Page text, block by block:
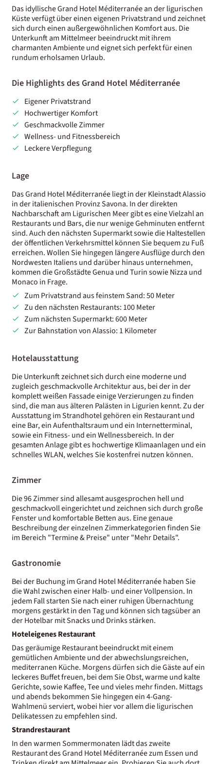
Das idyllische Grand Hotel Méditerranée an der ligurischen
Küste verfügt über einen eigenen Privatstrand und zeichnet
sich durch einen außergewöhnlichen Komfort aus. Die
Unterkunft am Mittelmeer beeindruckt mit ihrem
charmanten Ambiente und eignet sich perfekt für einen
rundum erholsamen Urlaub.
Die Highlights des Grand Hotel Méditerranée
Eigener Privatstrand
Hochwertiger Komfort
Geschmackvolle Zimmer
Wellness- und Fitnessbereich
Leckere Verpflegung
Lage
Das Grand Hotel Méditerranée liegt in der Kleinstadt Alassio
in der italienischen Provinz Savona. In der direkten
Nachbarschaft am Ligurischen Meer gibt es eine Vielzahl an
Restaurants und Bars, die nur wenige Gehminuten entfernt
sind. Auch den nächsten Supermarkt sowie die Haltestellen
der öffentlichen Verkehrsmittel können Sie bequem zu Fuß
erreichen. Wollen Sie hingegen längere Ausflüge durch den
Nordwesten Italiens und darüber hinaus unternehmen,
kommen die Großstädte Genua und Turin sowie Nizza und
Monaco in Frage.
Zum Privatstrand aus feinstem Sand: 50 Meter
Zu den nächsten Restaurants: 100 Meter
Zum nächsten Supermarkt: 600 Meter
Zur Bahnstation von Alassio: 1 Kilometer
Hotelausstattung
Die Unterkunft zeichnet sich durch eine moderne und
zugleich geschmackvolle Architektur aus, bei der in der
komplett weißen Fassade einige Verzierungen zu finden
sind, die man aus älteren Palästen in Ligurien kennt. Zu der
Ausstattung im Strandhotel gehören ein Restaurant und
eine Bar, ein Aufenthaltsraum und ein Internetterminal,
sowie ein Fitness- und ein Wellnessbereich. In der
gesamten Anlage gibt es hochwertige Klimaanlagen und ein
schnelles WLAN, welches Sie kostenfrei nutzen können.
Zimmer
Die 96 Zimmer sind allesamt ausgesprochen hell und
geschmackvoll eingerichtet und zeichnen sich durch große
Fenster und komfortable Betten aus. Eine genaue
Beschreibung der einzelnen Zimmerkategorien finden Sie
im Bereich "Termine & Preise" unter "Mehr Details".
Gastronomie
Bei der Buchung im Grand Hotel Méditerranée haben Sie
die Wahl zwischen einer Halb- und einer Vollpension. In
jedem Fall starten Sie nach einer ruhigen Übernachtung
morgens gestärkt in den Tag und können sich tagsüber an
der Hotelbar mit Snacks und Drinks stärken.
Hoteleigenes Restaurant
Das geräumige Restaurant beeindruckt mit einem
gemütlichen Ambiente und der abwechslungsreichen,
mediterranen Küche. Morgens dürfen sich die Gäste auf ein
leckeres Buffet freuen, bei dem Sie Obst, warme und kalte
Gerichte, sowie Kaffee, Tee und vieles mehr finden. Mittags
und abends bekommen Sie hingegen ein 4-Gang-
Wahlmenü serviert, wobei hier vor allem die ligurischen
Delikatessen zu empfehlen sind.
Strandrestaurant
In den warmen Sommermonaten lädt das zweite
Restaurant des Grand Hotel Méditerranée zum Essen und